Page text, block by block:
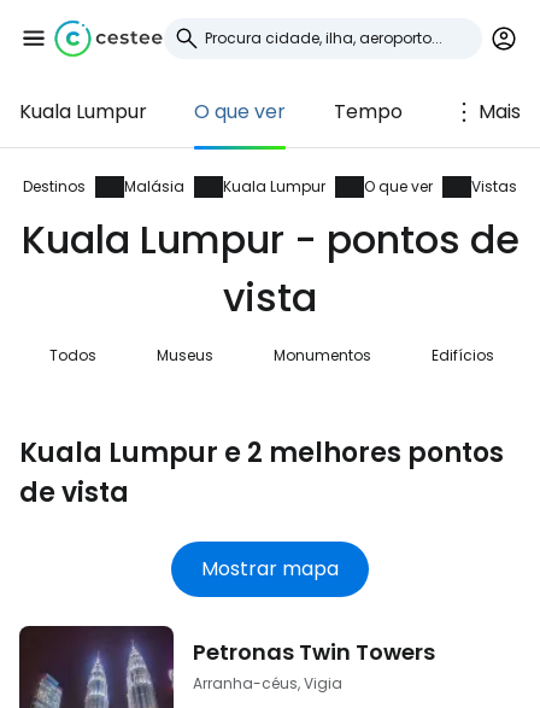
Kuala Lumpur O que ver Tempo Mais
Destinos Malásia Kuala Lumpur O que ver Vistas
Kuala Lumpur - pontos de
vista
Todos Museus Monumentos Edifícios
Kuala Lumpur e 2 melhores pontos
de vista
Mostrar mapa
Petronas Twin Towers
Arranha-céus, Vigia
Iniciar sessão no
Cestee
... a comunidade mundial de viajantes
eletrónico